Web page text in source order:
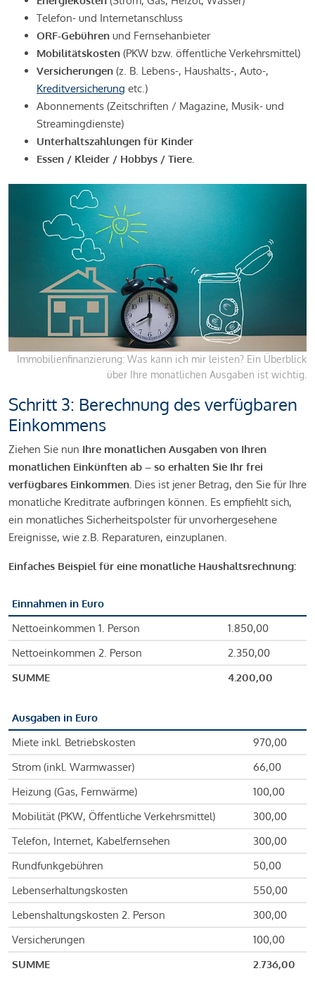
Telefon- und Internetanschluss
ORF-Gebühren und Fernsehanbieter
Mobilitätskosten (PKW bzw. öffentliche Verkehrsmittel)
Versicherungen (z. B. Lebens-, Haushalts-, Auto-,
Kreditversicherung etc.)
Abonnements (Zeitschriften / Magazine, Musik- und
Streamingdienste)
Unterhaltszahlungen für Kinder
Essen / Kleider / Hobbys / Tiere.
Immobilienfinanzierung: Was kann ich mir leisten? Ein Überblick
über Ihre monatlichen Ausgaben ist wichtig.
Schritt 3: Berechnung des verfügbaren
Einkommens
Ziehen Sie nun Ihre monatlichen Ausgaben von Ihren
monatlichen Einkünften ab – so erhalten Sie Ihr frei
verfügbares Einkommen. Dies ist jener Betrag, den Sie für Ihre
monatliche Kreditrate aufbringen können. Es empfiehlt sich,
ein monatliches Sicherheitspolster für unvorhergesehene
Ereignisse, wie z.B. Reparaturen, einzuplanen.
Einfaches Beispiel für eine monatliche Haushaltsrechnung:
Einnahmen in Euro
Nettoeinkommen 1. Person
1.850,00
Nettoeinkommen 2. Person
2.350,00
SUMME
4.200,00
Ausgaben in Euro
Miete inkl. Betriebskosten
970,00
Strom (inkl. Warmwasser)
66,00
Heizung (Gas, Fernwärme)
100,00
Mobilität (PKW, Öffentliche Verkehrsmittel)
300,00
Telefon, Internet, Kabelfernsehen
300,00
Rundfunkgebühren
50,00
Lebenserhaltungskosten
550,00
Lebenshaltungskosten 2. Person
300,00
Versicherungen
100,00
SUMME
2.736,00